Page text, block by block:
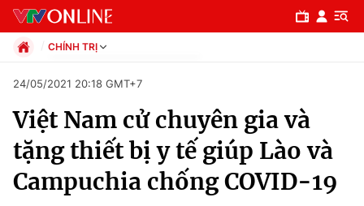
Chuyên mục
Chính trị
CHÍNH TRỊ
Xã hội
Pháp luật
Thể thao
Truyền hình
Văn hóa - Giải trí
24/05/2021 20:18 GMT+7
Việt Nam cử chuyên gia và
tặng thiết bị y tế giúp Lào và
Campuchia chống COVID-19